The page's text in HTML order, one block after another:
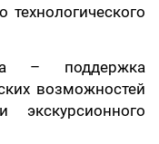
технологического
– поддержка
возможностей